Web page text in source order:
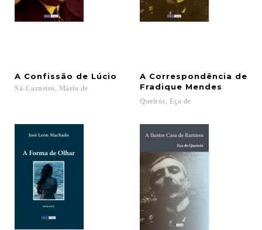
A Confissão de Lúcio
Sá-Carneiro, Mário de
A Correspondência de
Fradique Mendes
Queirós, Eça de